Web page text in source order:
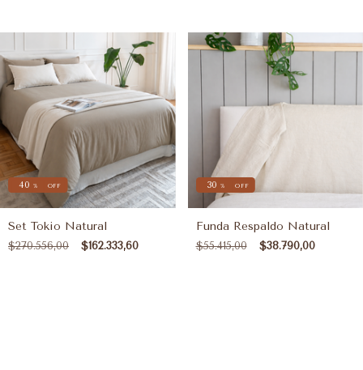
40 % OFF
Set Tokio Natural
$270.556,00 $162.333,60
30 % OFF
Funda Respaldo Natural
$55.415,00 $38.790,00